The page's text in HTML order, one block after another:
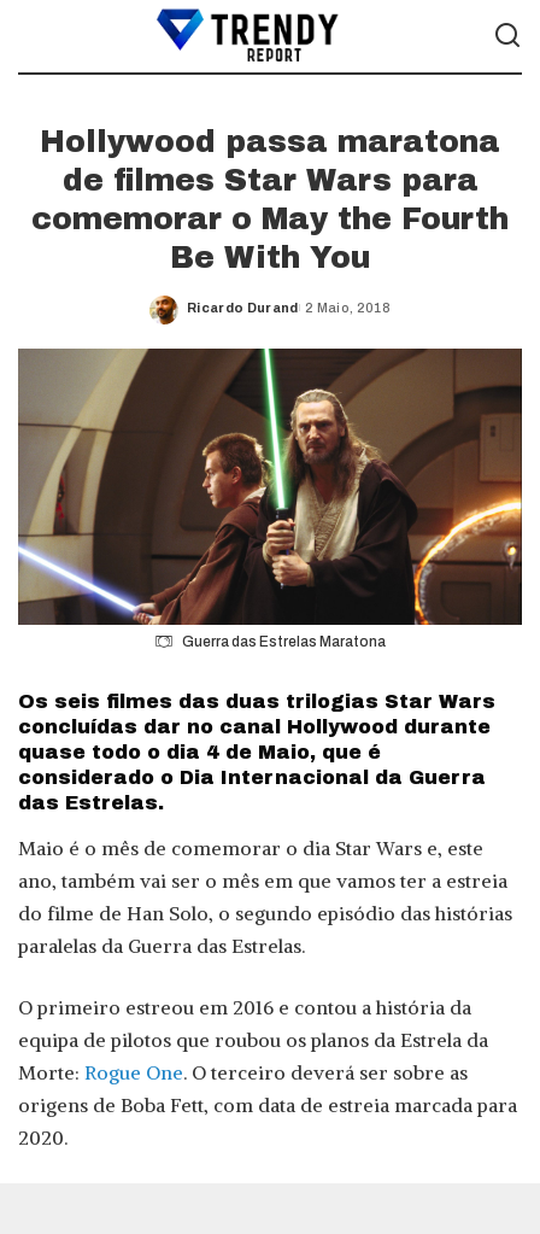
Hollywood passa maratona
de filmes Star Wars para
comemorar o May the Fourth
Be With You
Posted
Ricardo Durand 2 Maio, 2018
Guerra das Estrelas Maratona
Os seis filmes das duas trilogias Star Wars
concluídas dar no canal Hollywood durante
quase todo o dia 4 de Maio, que é
considerado o Dia Internacional da Guerra
das Estrelas.
Maio é o mês de comemorar o dia Star Wars e, este
ano, também vai ser o mês em que vamos ter a estreia
do filme de Han Solo, o segundo episódio das histórias
paralelas da Guerra das Estrelas.
O primeiro estreou em 2016 e contou a história da
equipa de pilotos que roubou os planos da Estrela da
Morte: Rogue One. O terceiro deverá ser sobre as
origens de Boba Fett, com data de estreia marcada para
2020.